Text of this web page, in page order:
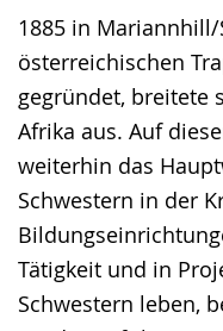
1885 in
österreichischen
gegründet, breitete
Afrika aus. Auf
weiterhin das
Schwestern in der
Tätigkeit und in
Schwestern leben,